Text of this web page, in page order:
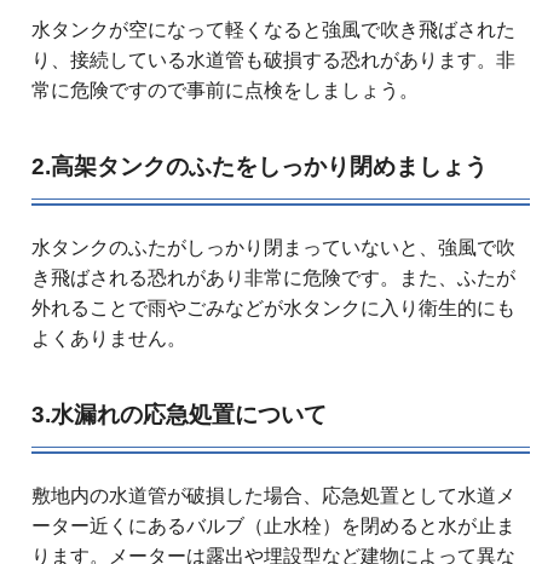
水タンクが空になって軽くなると強風で吹き飛ばされた
り、接続している水道管も破損する恐れがあります。非
常に危険ですので事前に点検をしましょう。
2.高架タンクのふたをしっかり閉めましょう
水タンクのふたがしっかり閉まっていないと、強風で吹
き飛ばされる恐れがあり非常に危険です。また、ふたが
外れることで雨やごみなどが水タンクに入り衛生的にも
よくありません。
3.水漏れの応急処置について
敷地内の水道管が破損した場合、応急処置として水道メ
ーター近くにあるバルブ（止水栓）を閉めると水が止ま
ります。メーターは露出や埋設型など建物によって異な